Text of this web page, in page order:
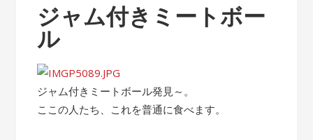
ジャム付きミートボー
ル
ジャム付きミートボール発見～。
ここの人たち、これを普通に食べます。